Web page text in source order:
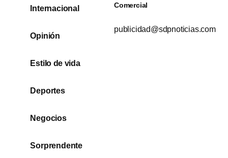
Internacional
Opinión
Estilo de vida
Deportes
Negocios
Sorprendente
Comercial
publicidad@sdpnoticias.com